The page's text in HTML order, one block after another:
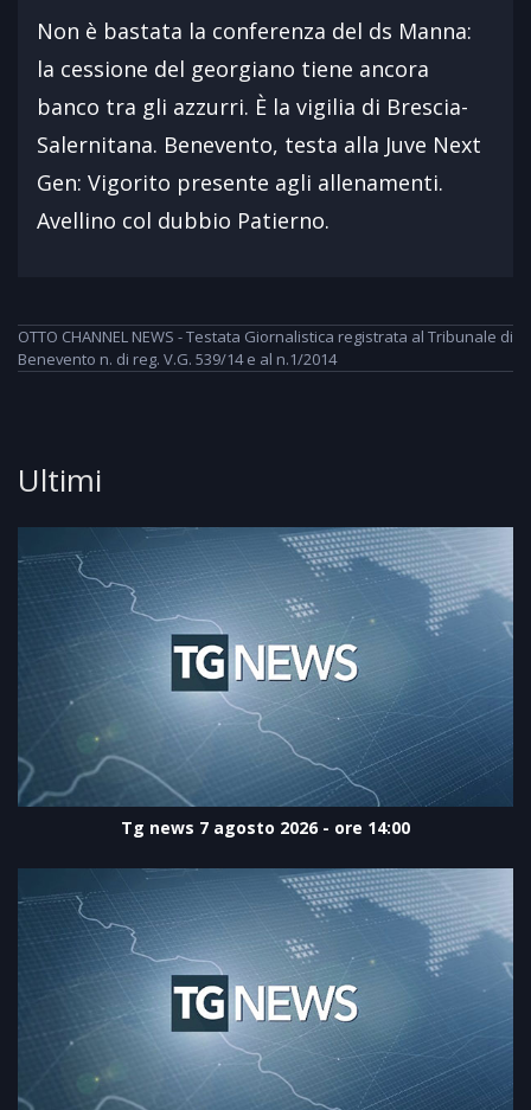
Non è bastata la conferenza del ds Manna:
la cessione del georgiano tiene ancora
banco tra gli azzurri. È la vigilia di Brescia-
Salernitana. Benevento, testa alla Juve Next
Gen: Vigorito presente agli allenamenti.
Avellino col dubbio Patierno.
OTTO CHANNEL NEWS - Testata Giornalistica registrata al Tribunale di
Benevento n. di reg. V.G. 539/14 e al n.1/2014
Ultimi
Tg news 7 agosto 2026 - ore 14:00